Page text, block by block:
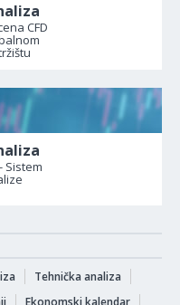
CFD
Sistem
Tehnička analiza
Ekonomski kalendar